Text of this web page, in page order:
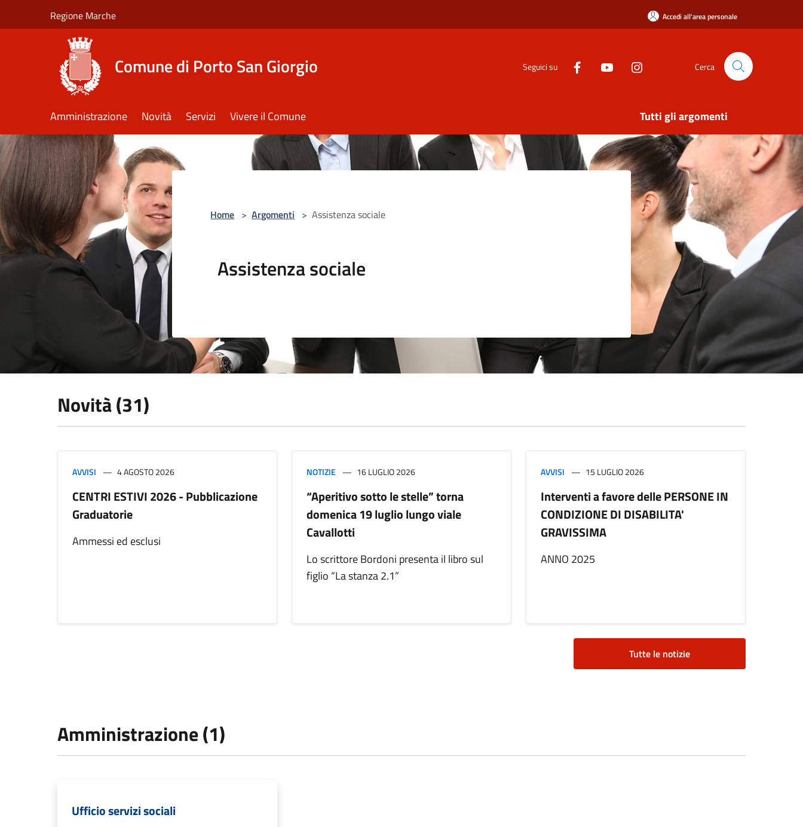
Regione Marche Accedi all'area personale
Comune di Porto San Giorgio Seguici su Cerca
Amministrazione Novità Servizi Vivere il Comune Tutti gli argomenti
Home > Argomenti > Assistenza sociale
Assistenza sociale
Novità (31)
AVVISI 4 AGOSTO 2026
CENTRI ESTIVI 2026 - Pubblicazione
Graduatorie
Ammessi ed esclusi
NOTIZIE 16 LUGLIO 2026
“Aperitivo sotto le stelle” torna
domenica 19 luglio lungo viale
Cavallotti
Lo scrittore Bordoni presenta il libro sul
figlio “La stanza 2.1”
AVVISI 15 LUGLIO 2026
Interventi a favore delle PERSONE IN
CONDIZIONE DI DISABILITA'
GRAVISSIMA
ANNO 2025
Tutte le notizie
Amministrazione (1)
Ufficio servizi sociali